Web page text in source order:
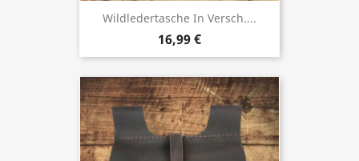
Wildledertasche In Versch....
16,99 €